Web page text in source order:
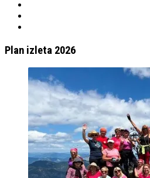
Plan izleta 2026